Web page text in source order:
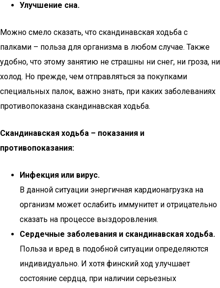
Улучшение сна.
Можно смело сказать, что скандинавская ходьба с
палками – польза для организма в любом случае. Также
удобно, что этому занятию не страшны ни снег, ни гроза, ни
холод. Но прежде, чем отправляться за покупками
специальных палок, важно знать, при каких заболеваниях
противопоказана скандинавская ходьба.
Скандинавская ходьба – показания и
противопоказания:
Инфекция или вирус.
В данной ситуации энергичная кардионагрузка на
организм может ослабить иммунитет и отрицательно
сказать на процессе выздоровления.
Сердечные заболевания и скандинавская ходьба.
Польза и вред в подобной ситуации определяются
индивидуально. И хотя финский ход улучшает
состояние сердца, при наличии серьезных